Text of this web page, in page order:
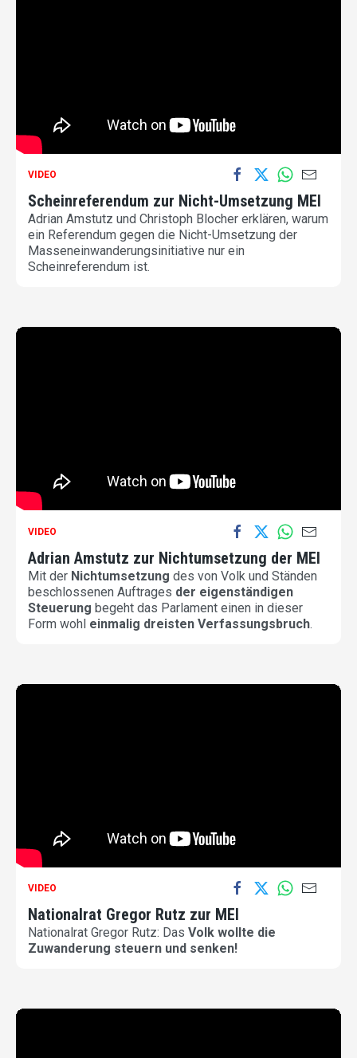
VIDEO
Scheinreferendum zur Nicht-Umsetzung MEI
Adrian Amstutz und Christoph Blocher erklären, warum
ein Referendum gegen die Nicht-Umsetzung der
Masseneinwanderungsinitiative nur ein
Scheinreferendum ist.
VIDEO
Adrian Amstutz zur Nichtumsetzung der MEI
Mit der Nichtumsetzung des von Volk und Ständen
beschlossenen Auftrages der eigenständigen
Steuerung begeht das Parlament einen in dieser
Form wohl einmalig dreisten Verfassungsbruch.
VIDEO
Nationalrat Gregor Rutz zur MEI
Nationalrat Gregor Rutz: Das Volk wollte die
Zuwanderung steuern und senken!